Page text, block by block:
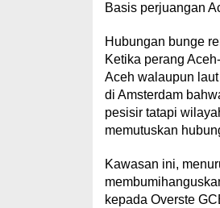
Basis perjuangan
Hubungan bunge
Ketika perang
Aceh walaupun
di Amsterdam
pesisir tatapi
memutuskan
Kawasan ini,
kepada Overste